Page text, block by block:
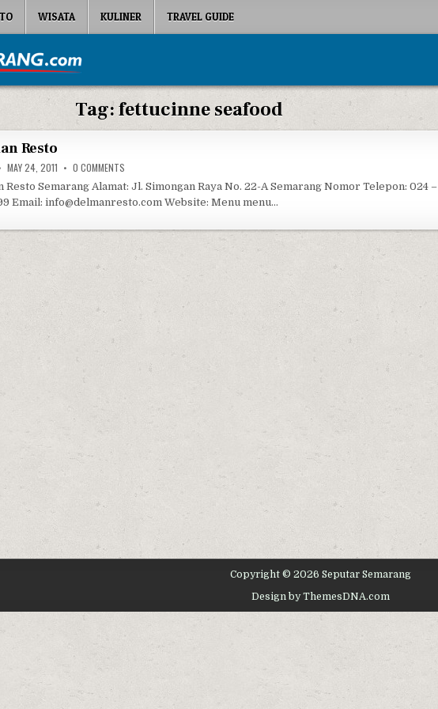
WISATA KULINER TRAVEL GUIDE
Tag:fettucinne seafood
Resto
MAY 24, 2011 0 COMMENTS
Resto Semarang Alamat: Jl. Simongan Raya No. 22-A Semarang Nomor Telepon: 024 –
Email: info@delmanresto.com Website: Menu menu…
Copyright © 2026 Seputar Semarang
Design by ThemesDNA.com